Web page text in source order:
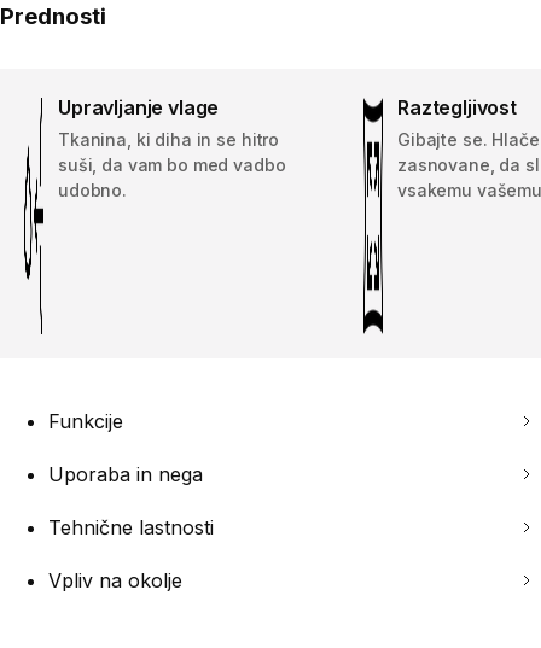
Prednosti
Upravljanje vlage
Tkanina, ki diha in se hitro
suši, da vam bo med vadbo
udobno.
Raztegljivost
Gibajte se.
zasnovane, da
vsakemu
Funkcije
Uporaba in nega
Tehnične lastnosti
Vpliv na okolje